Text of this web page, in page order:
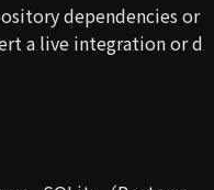
dependencies or
a live integration or d